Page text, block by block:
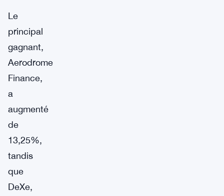
Le
principal
gagnant,
Aerodrome
Finance,
a
augmenté
de
13,25%,
tandis
que
DeXe,